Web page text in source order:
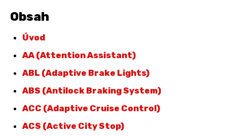
Obsah
Úvod
AA (Attention Assistant)
ABL (Adaptive Brake Lights)
ABS (Antilock Braking System)
ACC (Adaptive Cruise Control)
ACS (Active City Stop)